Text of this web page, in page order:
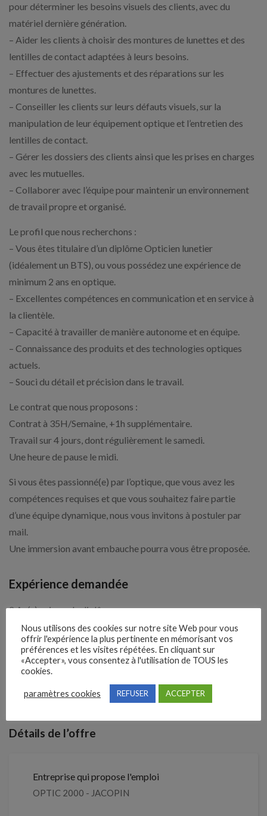
pour déterminer les besoins visuels des clients, avec du
matériel dernière génération.
– Aider les clients à choisir des montures de lunettes et des
lentilles de contact adaptées à leurs besoins.
– Effectuer des ajustements et des réparations sur les
montures de lunettes.
– Conseiller les clients sur leurs défauts visuels, sur la
manipulation de leur équipement optique et l’entretien des
lentilles de contact.
– Gérer les dossiers des clients ainsi que les prises en charges
avec les mutuelles.
– Collaborer avec l’équipe pour maintenir un environnement
de travail propre et organisé.
Le profil que nous recherchons :
– Vous êtes titulaire d’un diplôme Opticien lunetier
(idéalement un BTS), ou vous possédez une expérience de
minimum 2 ans en optique.
– Excellentes compétences en communication et en service à
la clientèle.
– Capacité à travailler de manière autonome et en équipe.
– Connaissance des produits et des technologies optiques
actuels.
– Souci du détail et précision dans le travail.
Le contrat que nous proposons :
Contrat à 35H/Semaine, +1h supplémentaire.
Travail sur 4 jours, dont régulièrement le samedi.
Une heure de pause le midi.
Si vous êtes passionné(e) par l’optique, que vous avez les
compétences requises et que vous souhaitez faire partie
d’une équipe dynamique, nous vous invitons à postuler par
mail.
Une immersion avant embauche pourra vous être proposée.
Expérience demandée
2 An(s) - si pas de diplôme
Il y a2 mois
septembre 2026
Je postule
Détails de l’offre
Entreprise qui propose l'emploi
OPTIC 2000 - JACOPIN
Nous utilisons des cookies sur notre site Web pour vous
offrir l'expérience la plus pertinente en mémorisant vos
préférences et les visites répétées. En cliquant sur
«Accepter», vous consentez à l'utilisation de TOUS les
cookies.
paramètres cookies REFUSER ACCEPTER